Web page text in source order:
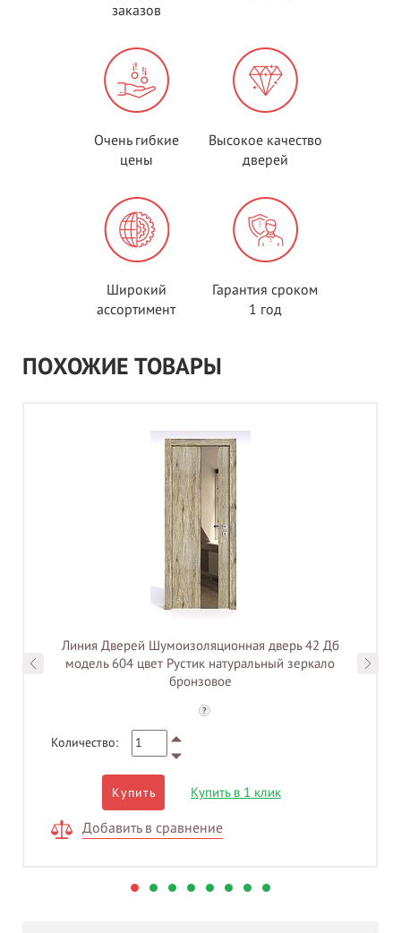
заказов
Очень гибкие
цены
Высокое качество
дверей
Широкий
ассортимент
Гарантия сроком
1 год
ПОХОЖИЕ ТОВАРЫ
Линия Дверей Шумоизоляционная дверь 42 Дб
модель 604 цвет Рустик натуральный зеркало
бронзовое
?
Количество:
Купить Купить в 1 клик
Добавить в сравнение